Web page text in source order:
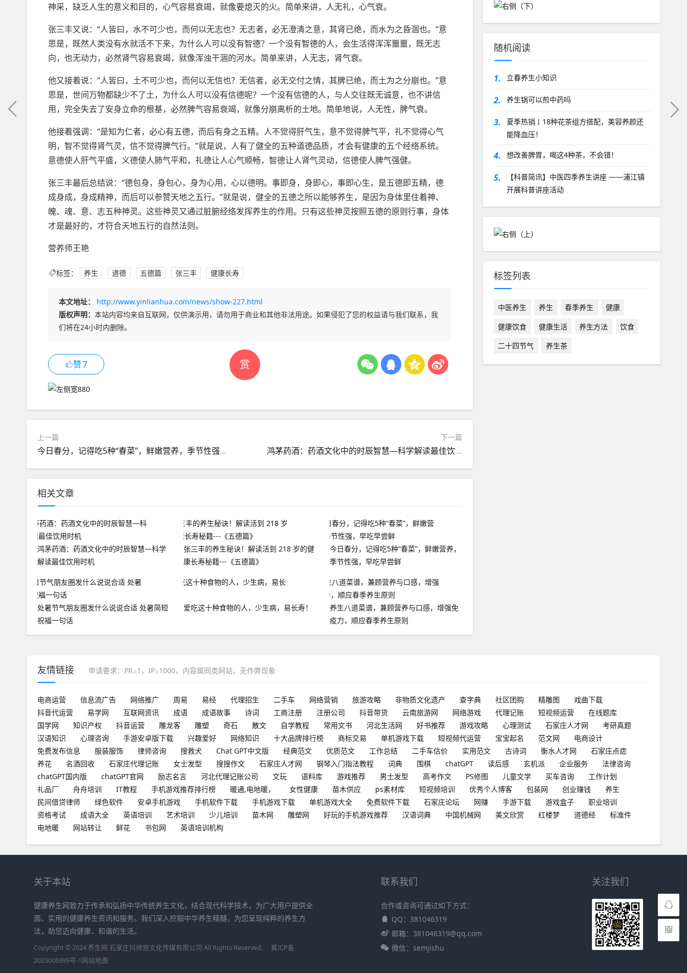
神采，缺乏人生的意义和目的，心气容易衰竭，就像要熄灭的火。简单来讲，人无礼，心气衰。
张三丰又说：“人皆曰，水不可少也，而何以无志也？无志者，必无澄清之意，其肾已绝，而水为之昏涸也。”意
思是，既然人类没有水就活不下来，为什么人可以没有智德？一个没有智德的人，会生活得浑浑噩噩，既无志
向，也无动力，必然肾气容易衰竭，就像浑浊干涸的河水。简单来讲，人无志，肾气衰。
他又接着说：“人皆曰，土不可少也，而何以无信也？无信者，必无交付之情，其脾已绝，而土为之分崩也。”意
思是，世间万物都缺少不了土，为什么人可以没有信德呢？一个没有信德的人，与人交往既无诚意，也不讲信
用，完全失去了安身立命的根基，必然脾气容易衰竭，就像分崩离析的土地。简单地说，人无性，脾气衰。
他接着强调：“是知为仁者，必心有五德，而后有身之五精。人不觉得肝气生，意不觉得脾气平，礼不觉得心气
明，智不觉得肾气灵，信不觉得脾气行。”就是说，人有了健全的五种道德品质，才会有健康的五个经络系统。
意德使人肝气平盛，义德使人肺气平和，礼德让人心气顺畅，智德让人肾气灵动，信德使人脾气强健。
张三丰最后总结说：“德包身，身包心，身为心用，心以德明。事即身，身即心，事即心生，是五德即五精，德
成身成，身成精神，而后可以参赞天地之五行。”就是说，健全的五德之所以能够养生，是因为身体里住着神、
魄、魂、意、志五种神灵。这些神灵又通过脏腑经络发挥养生的作用。只有这些神灵按照五德的原则行事，身体
才是最好的，才符合天地五行的自然法则。
营养师王艳
标签： 养生 道德 五德篇 张三丰 健康长寿
赏
本文地址：
http://www.yinlianhua.com/news/show-227.html
版权声明： 本站内容均来自互联网，仅供演示用，请勿用于商业和其他非法用途。如果侵犯了您的权益请与我们联系，我
们将在24小时内删除。
赞7
上一篇
今日春分，记得吃5种“春菜”，鲜嫩营养，季节性强，早吃早尝鲜
下一篇
鸿茅药酒：药酒文化中的时辰智慧—科学解读最佳饮用时机
相关文章
鸿茅药酒：药酒文化中的时辰智慧—科学
解读最佳饮用时机
张三丰的养生秘诀！解读活到 218 岁的健
康长寿秘籍---《五德篇》
今日春分，记得吃5种“春菜”，鲜嫩营养，
季节性强，早吃早尝鲜
处暑节气朋友圈发什么说说合适 处暑简短
祝福一句话
爱吃这十种食物的人，少生病，易长寿！
养生八道菜谱，兼顾营养与口感，增强免
疫力，顺应春季养生原则
随机阅读
1. 立春养生小知识
2. 养生锅可以煎中药吗
3.
夏季热销丨18种花茶组方搭配，美容养颜还
能降血压！
4. 想改善脾胃，喝这4种茶，不会错！
5.
【科普简讯】中医四季养生讲座 ——浦江镇
开展科普讲座活动
标签列表
中医养生 养生 春季养生
健康
健康饮食
健康生活 养生方法
饮食
二十四节气
养生茶
友情链接 申请要求：PR≥1，IP≥1000，内容属同类网站，无作弊现象
电商运营 信息流广告 网络推广 周易 易经 代理招生 二手车 网络营销 旅游攻略 非物质文化遗产 查字典 社区团购 精雕图
戏曲下载
抖音代运营
易学网 互联网资讯 成语 成语故事 诗词 工商注册 注册公司 抖音带货 云南旅游网 网络游戏 代理记账 短视频运营
在线题库
国学网
知识产权 抖音运营 雕龙客 雕塑 奇石 散文 自学教程 常用文书 河北生活网 好书推荐 游戏攻略 心理测试 石家庄人才网
考研真题
汉语知识
心理咨询 手游安卓版下载 兴趣爱好 网络知识 十大品牌排行榜 商标交易 单机游戏下载 短视频代运营 宝宝起名 范文网
电商设计
免费发布信息
服装服饰 律师咨询 搜救犬 Chat GPT中文版 经典范文 优质范文 工作总结 二手车估价 实用范文 古诗词 衡水人才网
石家庄点痣
养花
名酒回收 石家庄代理记账 女士发型 搜搜作文 石家庄人才网 钢琴入门指法教程 词典 围棋 chatGPT 读后感 玄机派 企业服务
法律咨询
chatGPT国内版
chatGPT官网 励志名言 河北代理记账公司 文玩 语料库 游戏推荐 男士发型 高考作文 PS修图 儿童文学 买车咨询
工作计划
礼品厂
舟舟培训 IT教程 手机游戏推荐排行榜 暖通,电地暖， 女性健康 苗木供应 ps素材库 短视频培训 优秀个人博客 包装网 创业赚钱
养生
民间借贷律师
绿色软件 安卓手机游戏 手机软件下载 手机游戏下载 单机游戏大全 免费软件下载 石家庄论坛 网赚 手游下载 游戏盒子
职业培训
资格考试
成语大全 英语培训 艺术培训 少儿培训 苗木网 雕塑网 好玩的手机游戏推荐 汉语词典 中国机械网 美文欣赏 红楼梦 道德经
标准件
电地暖
网站转让 鲜花 书包网 英语培训机构
关于本站
健康养生网致力于传承和弘扬中华传统养生文化，结合现代科学技术，为广大用户提供全
面、实用的健康养生资讯和服务。我们深入挖掘中华养生精髓，为您呈现纯粹的养生方
法，助您迈向健康、和谐的生活。
Copyright © 2024 养生网 石家庄抖帅宫文化传媒有限公司 All Rights Reserved.
冀ICP备
2023006999号-1网站地图
联系我们
合作或咨询可通过如下方式：
QQ：381046319
邮箱：381046319@qq.com
微信：semjishu
关注我们